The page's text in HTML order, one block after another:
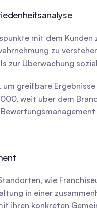
mit dem
zu
Überwachung
weit über dem
wie
in einer
ihren konkreten